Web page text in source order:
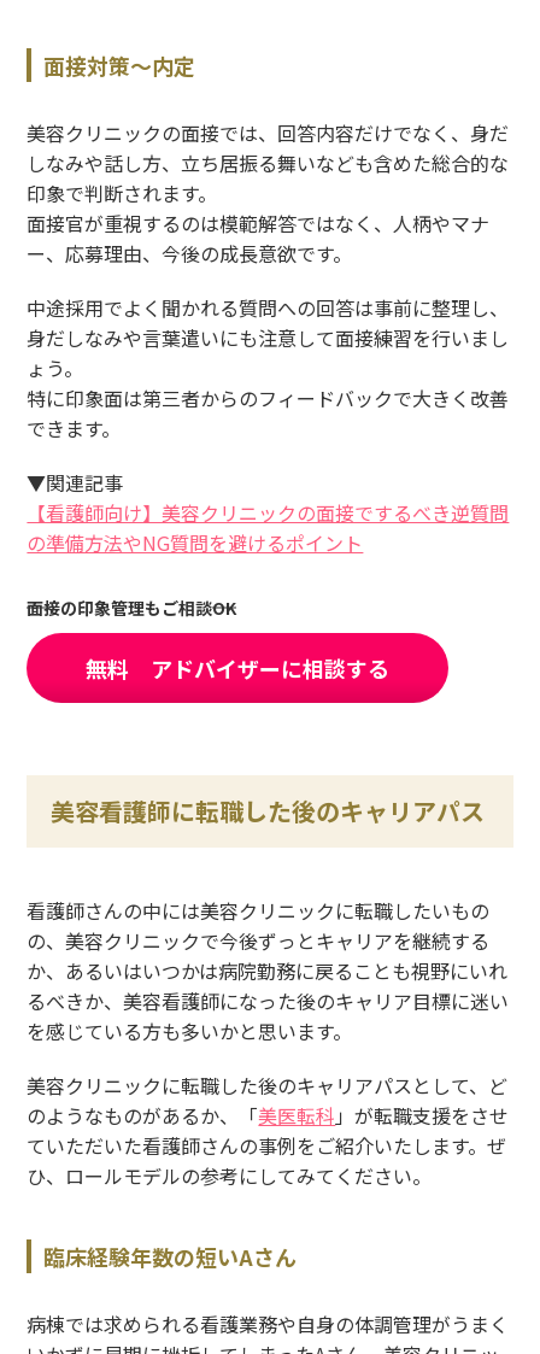
面接対策〜内定
美容クリニックの面接では、回答内容だけでなく、身だ
しなみや話し方、立ち居振る舞いなども含めた総合的な
印象で判断されます。
面接官が重視するのは模範解答ではなく、人柄やマナ
ー、応募理由、今後の成長意欲です。
中途採用でよく聞かれる質問への回答は事前に整理し、
身だしなみや言葉遣いにも注意して面接練習を行いまし
ょう。
特に印象面は第三者からのフィードバックで大きく改善
できます。
▼関連記事
【看護師向け】美容クリニックの面接でするべき逆質問
の準備方法やNG質問を避けるポイント
面接の印象管理もご相談OK
無料 アドバイザーに相談する
美容看護師に転職した後のキャリアパス
看護師さんの中には美容クリニックに転職したいもの
の、美容クリニックで今後ずっとキャリアを継続する
か、あるいはいつかは病院勤務に戻ることも視野にいれ
るべきか、美容看護師になった後のキャリア目標に迷い
を感じている方も多いかと思います。
美容クリニックに転職した後のキャリアパスとして、ど
のようなものがあるか、「美医転科 」が転職支援をさせ
ていただいた看護師さんの事例をご紹介いたします。ぜ
ひ、ロールモデルの参考にしてみてください。
臨床経験年数の短いAさん
病棟では求められる看護業務や自身の体調管理がうまく